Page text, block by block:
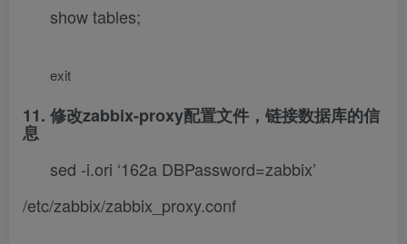
show tables;
exit
11. 修改zabbix-proxy配置文件，链接数据库的信
息
sed -i.ori ‘162a DBPassword=zabbix’
/etc/zabbix/zabbix_proxy.conf